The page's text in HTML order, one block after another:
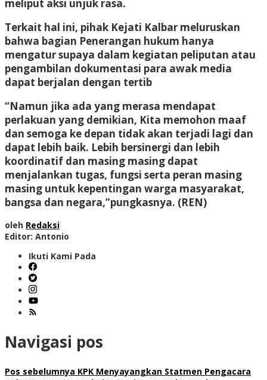
meliput aksi unjuk rasa.
Terkait hal ini, pihak Kejati Kalbar meluruskan
bahwa bagian Penerangan hukum hanya
mengatur supaya dalam kegiatan peliputan atau
pengambilan dokumentasi para awak media
dapat berjalan dengan tertib
“Namun jika ada yang merasa mendapat
perlakuan yang demikian, Kita memohon maaf
dan semoga ke depan tidak akan terjadi lagi dan
dapat lebih baik. Lebih bersinergi dan lebih
koordinatif dan masing masing dapat
menjalankan tugas, fungsi serta peran masing
masing untuk kepentingan warga masyarakat,
bangsa dan negara,”pungkasnya. (REN)
oleh Redaksi
Editor: Antonio
Ikuti Kami Pada
Navigasi pos
Pos sebelumnya KPK Menyayangkan Statmen Pengacara